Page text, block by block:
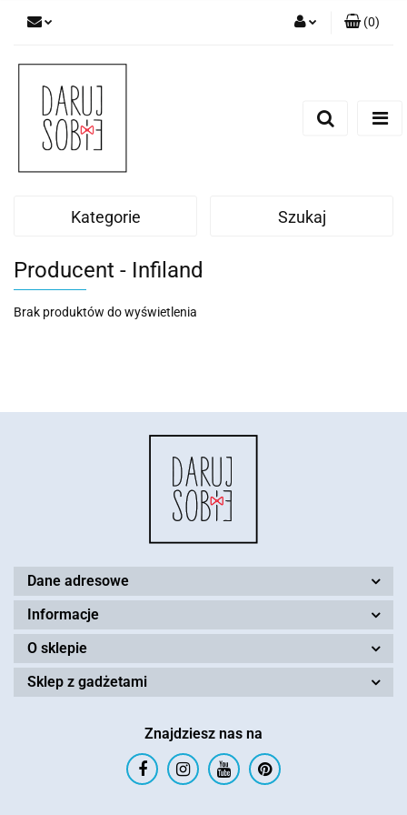
(0)
Kategorie Szukaj
Producent - Infiland
Brak produktów do wyświetlenia
Dane adresowe
Informacje
O sklepie
Sklep z gadżetami
Znajdziesz nas na